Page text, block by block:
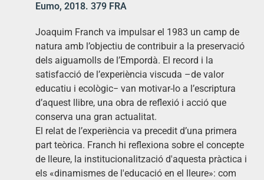
Eumo, 2018. 379 FRA
Joaquim Franch va impulsar el 1983 un camp de
natura amb l’objectiu de contribuir a la preservació
dels aiguamolls de l’Empordà. El record i la
satisfacció de l’experiència viscuda –de valor
educatiu i ecològic− van motivar-lo a l’escriptura
d’aquest llibre, una obra de reflexió i acció que
conserva una gran actualitat.
El relat de l’experiència va precedit d’una primera
part teòrica. Franch hi reflexiona sobre el concepte
de lleure, la institucionalització d'aquesta pràctica i
els «dinamismes de l'educació en el lleure»: com